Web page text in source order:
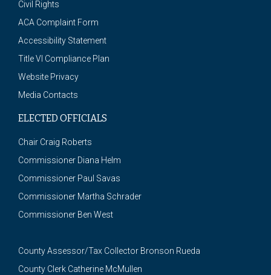
Civil Rights
ACA Complaint Form
Accessibility Statement
Title VI Compliance Plan
Website Privacy
Media Contacts
ELECTED OFFICIALS
Chair Craig Roberts
Commissioner Diana Helm
Commissioner Paul Savas
Commissioner Martha Schrader
Commissioner Ben West
County Assessor/Tax Collector Bronson Rueda
County Clerk Catherine McMullen